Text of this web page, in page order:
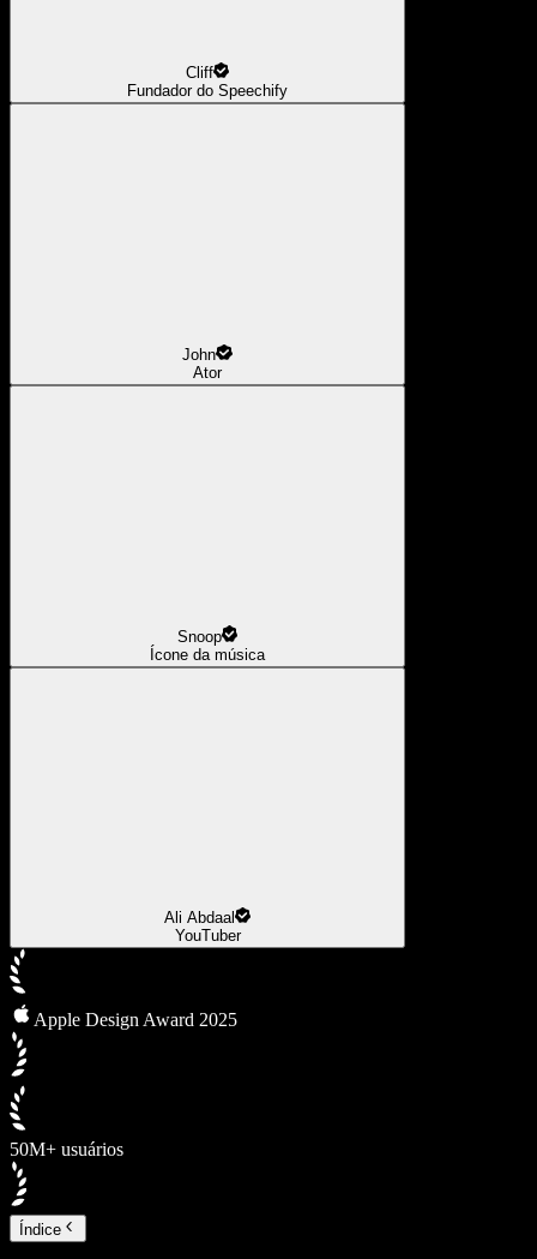
Cliff
Fundador do Speechify
John
Ator
Snoop
Ícone da música
Ali Abdaal
YouTuber
Apple Design Award 2025
50M+ usuários
Índice